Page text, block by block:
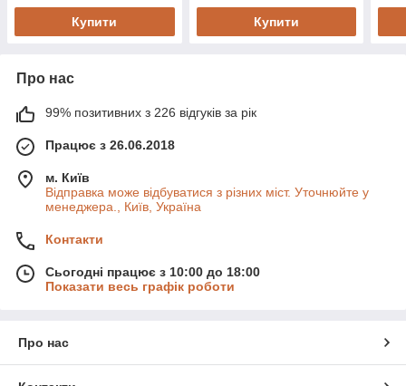
Купити Купити
Про нас
99% позитивних з 226 відгуків за рік
Працює з 26.06.2018
м. Київ
Відправка може відбуватися з різних міст. Уточнюйте у
менеджера., Київ, Україна
Контакти
Сьогодні працює з 10:00 до 18:00
Показати весь графік роботи
Про нас